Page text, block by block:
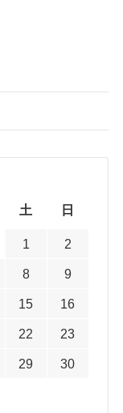
土 日
1 2
8 9
15 16
22 23
29 30